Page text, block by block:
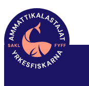
SAKL